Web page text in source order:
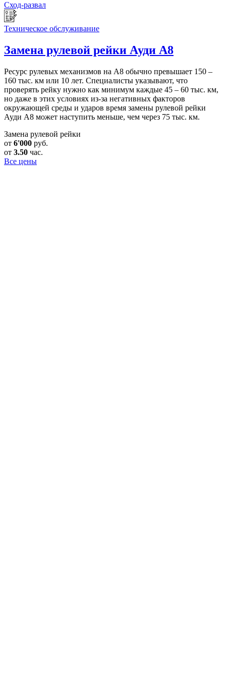
Сход-развал
Техническое обслуживание
Замена рулевой рейки Ауди А8
Ресурс рулевых механизмов на А8 обычно превышает 150 –
160 тыс. км или 10 лет. Специалисты указывают, что
проверять рейку нужно как минимум каждые 45 – 60 тыс. км,
но даже в этих условиях из-за негативных факторов
окружающей среды и ударов время замены рулевой рейки
Ауди А8 может наступить меньше, чем через 75 тыс. км.
Замена рулевой рейки
от 6'000 руб.
от 3.50 час.
Все цены